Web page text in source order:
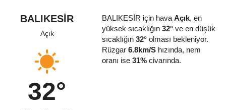
BALIKESİR
Açık
32°
BALIKESİR için hava Açık, en
yüksek sıcaklığın 32°ve en düşük
sıcaklığın 32°olması bekleniyor.
Rüzgar 6.8km/Shızında, nem
oranı ise 31%civarında.